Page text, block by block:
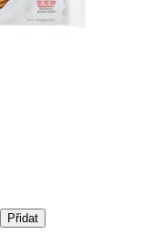
Přidat